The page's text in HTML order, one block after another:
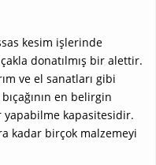
kesim işlerinde
donatılmış bir alettir.
ve el sanatları gibi
en belirgin
yapabilme kapasitesidir.
kadar birçok malzemeyi